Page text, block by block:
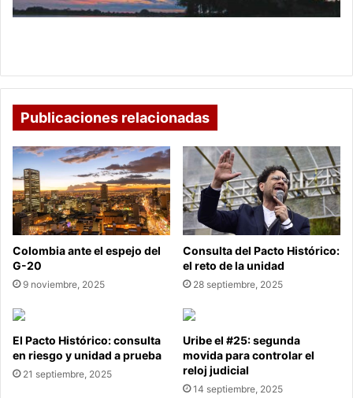
Publicaciones relacionadas
Colombia ante el espejo del
G-20
9 noviembre, 2025
Consulta del Pacto Histórico:
el reto de la unidad
28 septiembre, 2025
El Pacto Histórico: consulta
en riesgo y unidad a prueba
21 septiembre, 2025
Uribe el #25: segunda
movida para controlar el
reloj judicial
14 septiembre, 2025